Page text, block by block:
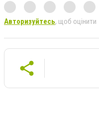
Авторизуйтесь, щоб оцінити